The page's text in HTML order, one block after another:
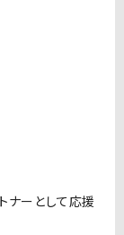
ナーとして応援